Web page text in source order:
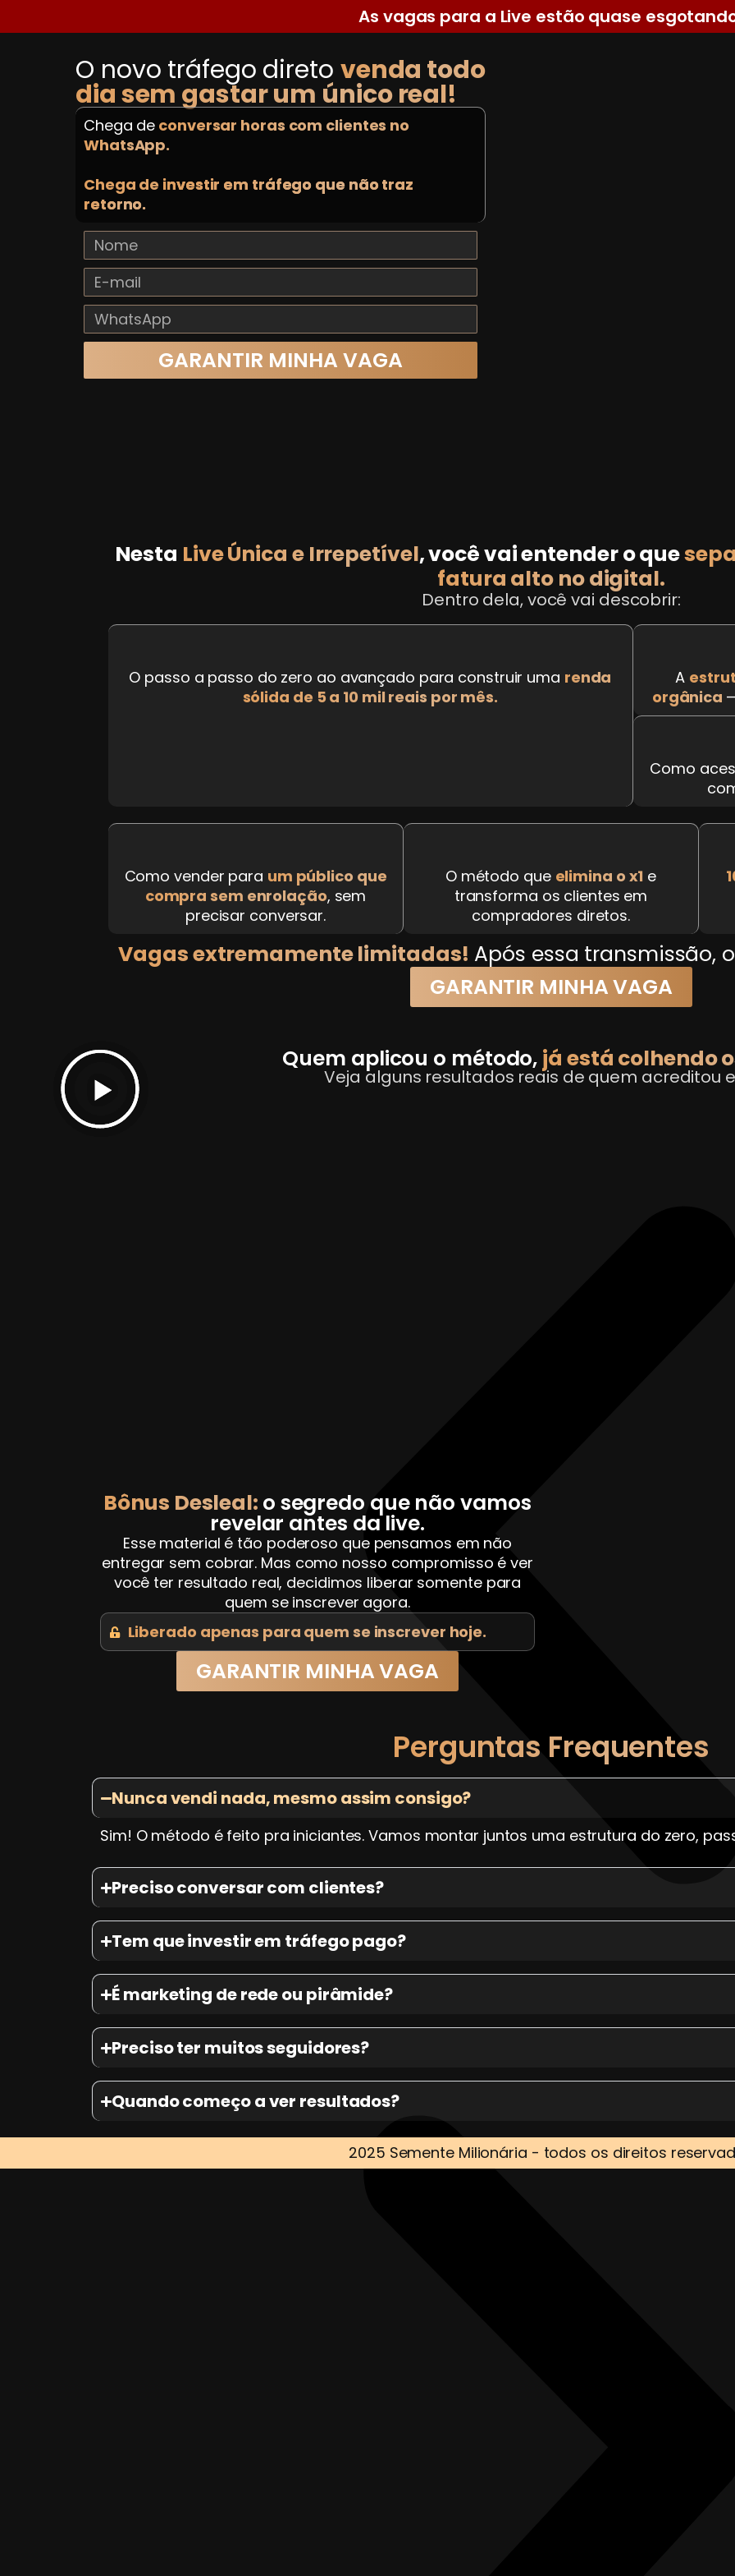
As vagas para a Live estão quase
O novo tráfego direto venda todo
dia sem gastar um único real!
Chega de conversar horas com clientes no
WhatsApp.
Chega de investir em tráfego que não traz
retorno.
GARANTIR MINHA VAGA
Nesta Live Única e Irrepetível, você vai entender o que
fatura alto no digital.
Dentro dela, você vai descobrir:
O passo a passo do zero ao avançado para construir uma renda
sólida de 5 a 10 mil reais por mês.
A
orgânica
Como
Como vender para um público que
compra sem enrolação, sem
precisar conversar.
O método que elimina o x1 e
transforma os clientes em
compradores diretos.
Vagas extremamente limitadas! Após essa transmissão,
GARANTIR MINHA VAGA
Quem aplicou o método, já está colhendo
Veja alguns resultados reais de quem acreditou
Bônus Desleal: o segredo que não vamos
revelar antes da live.
Esse material é tão poderoso que pensamos em não
entregar sem cobrar. Mas como nosso compromisso é ver
você ter resultado real, decidimos liberar somente para
quem se inscrever agora.
Liberado apenas para quem se inscrever hoje.
GARANTIR MINHA VAGA
Perguntas Frequentes
Nunca vendi nada, mesmo assim consigo?
Sim! O método é feito pra iniciantes. Vamos montar juntos uma estrutura do zero,
Preciso conversar com clientes?
Tem que investir em tráfego pago?
É marketing de rede ou pirâmide?
Preciso ter muitos seguidores?
Quando começo a ver resultados?
2025 Semente Milionária - todos os direitos